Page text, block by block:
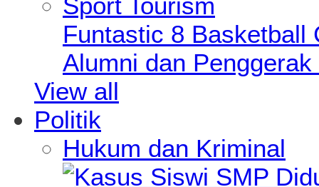
Funtastic 8 Basketball
Alumni dan
View all
Politik
Hukum dan Kriminal